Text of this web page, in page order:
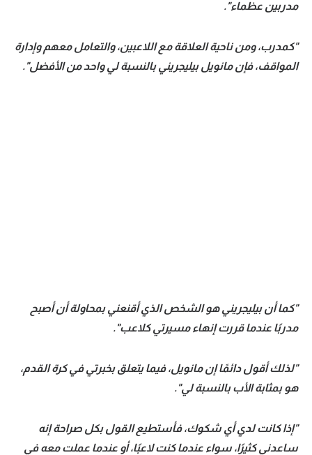
مدربين عظماء".
"كمدرب، ومن ناحية العلاقة مع اللاعبين، والتعامل معهم وإدارة
المواقف، فإن مانويل بيليجريني بالنسبة لي واحد من الأفضل".
"كما أن بيليجريني هو الشخص الذي أقنعني بمحاولة أن أصبح
مدربًا عندما قررت إنهاء مسيرتي كلاعب".
"لذلك أقول دائمًا إن مانويل، فيما يتعلق بخبرتي في كرة القدم،
هو بمثابة الأب بالنسبة لي".
"إذا كانت لدي أي شكوك، فأستطيع القول بكل صراحة إنه
ساعدني كثيرًا، سواء عندما كنت لاعبًا، أو عندما عملت معه في